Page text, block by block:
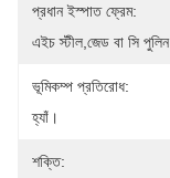
প্রধান ইস্পাত ফ্রেম:
এইচ স্টীল,জেড বা সি পুলিন
ভূমিকম্প প্রতিরোধ:
হ্যাঁ।
শক্তি: